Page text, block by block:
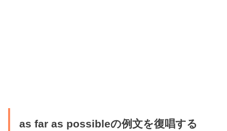
as far as possibleの例文を復唱する